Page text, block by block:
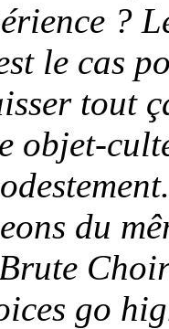
?
le cas
tout
objet-
du
go